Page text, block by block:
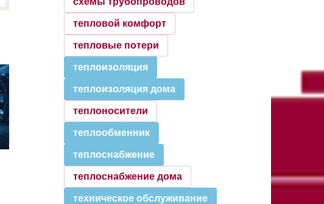
тепловой комфорт
тепловые потери
теплоизоляция
теплоизоляция дома
теплоносители
теплообменник
теплоснабжение
теплоснабжение дома
техническое обслуживание